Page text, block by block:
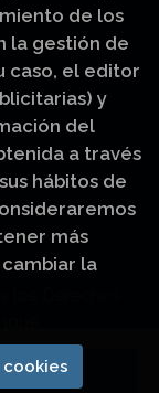
los Derechos
de los
la gestión de
caso, el editor
y
del
a través
hábitos de
más
la